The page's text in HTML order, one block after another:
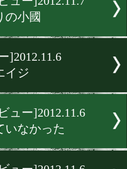
撃インタビュ
誰がいる!!
タビュー
者が…
タビュー